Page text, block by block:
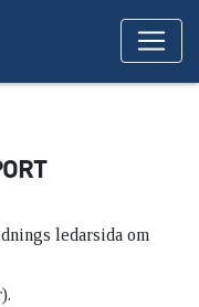
ledarsida om